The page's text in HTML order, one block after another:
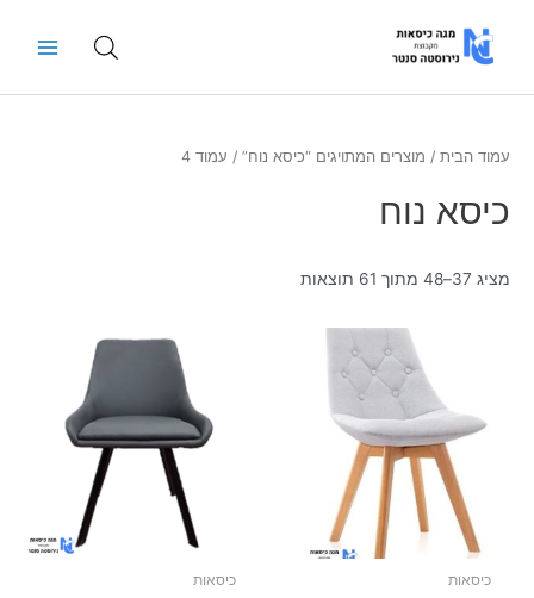
Menu
עמוד הבית / מוצרים המתויגים “כיסא נוח” / עמוד 4
כיסא נוח
מציג 37–48 מתוך 61 תוצאות
כיסאות
מספר
סוגים.
ניתן
לבחור
את
האפשרויות
כיסאות